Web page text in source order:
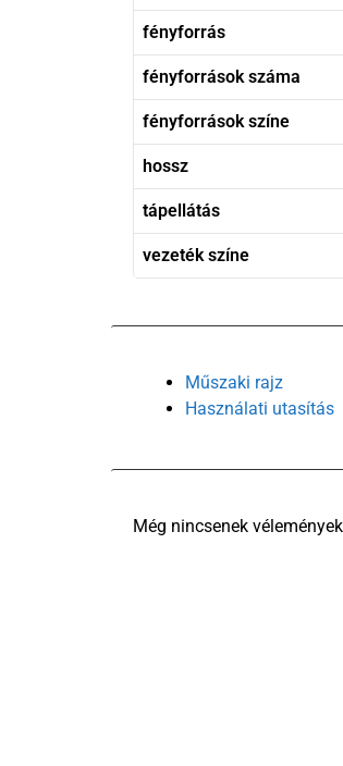
fényforrás
fényforrások száma
fényforrások színe
hossz
tápellátás
vezeték színe
Műszaki rajz
Használati utasítás